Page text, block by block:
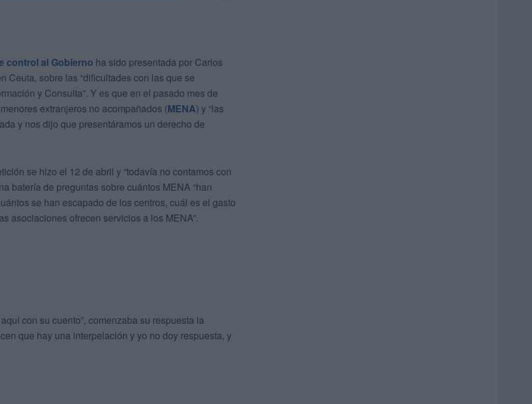
control al Gobierno ha sido presentada por Carlos
Ceuta, sobre las “dificultades con las que se
y Consulta”. Y es que en el pasado mes de
extranjeros no acompañados (MENA) y “las
y nos dijo que presentáramos un derecho de
se hizo el 12 de abril y “todavía no contamos con
batería de preguntas sobre cuántos MENA “han
se han escapado de los centros, cuál es el gasto
asociaciones ofrecen servicios a los MENA”.
con su cuento”, comenzaba su respuesta la
que hay una interpelación y yo no doy respuesta, y